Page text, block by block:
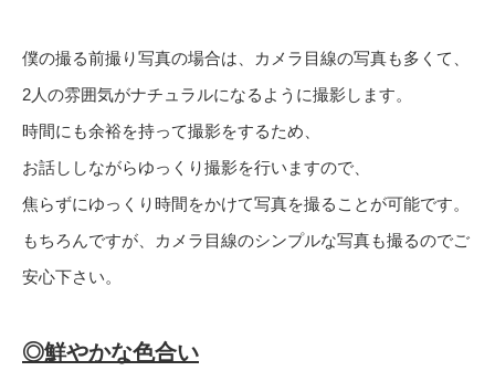
僕の撮る前撮り写真の場合は、カメラ目線の写真も多くて、
2人の雰囲気がナチュラルになるように撮影します。
時間にも余裕を持って撮影をするため、
お話ししながらゆっくり撮影を行いますので、
焦らずにゆっくり時間をかけて写真を撮ることが可能です。
もちろんですが、カメラ目線のシンプルな写真も撮るのでご
安心下さい。
◎鮮やかな色合い